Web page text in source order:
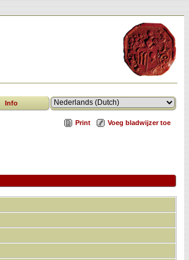
Info
Print Voeg bladwijzer toe